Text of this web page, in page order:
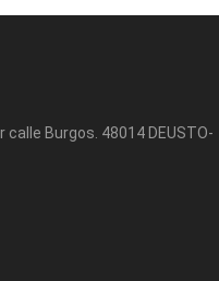
Burgos. 48014 DEUSTO-